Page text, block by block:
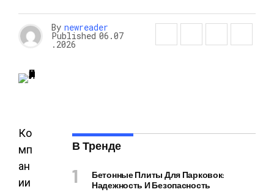
By newreader
Published 06.07
.2026
Ко
мп
ан
ии
В Тренде
Бетонные Плиты Для Парковок:
Надежность И Безопасность